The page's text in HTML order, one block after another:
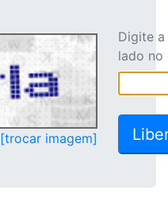
[trocar imagem]
Digite
lado no